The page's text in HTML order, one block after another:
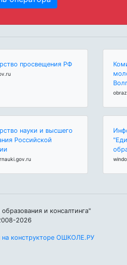
просвещения РФ
науки и высшего
Российской
и консалтинга"
2026
на конструкторе ОШКОЛЕ.РУ